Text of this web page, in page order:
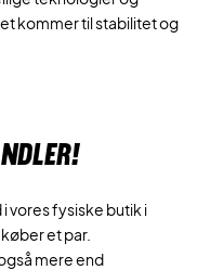
kommer til stabilitet og
vores fysiske butik i
et par.
mere end